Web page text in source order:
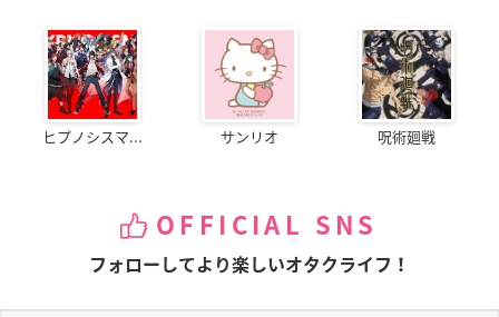
ヒプノシスマ... サンリオ 呪術廻戦
OFFICIAL SNS
フォローしてより楽しいオタクライフ！